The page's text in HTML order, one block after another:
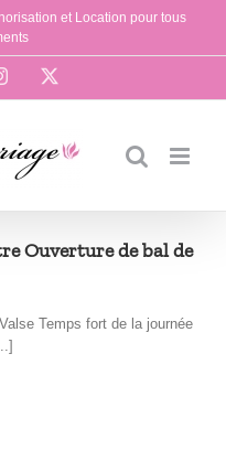
et Location pour tous
Instagram
Ouverture de bal de
Temps fort de la journée